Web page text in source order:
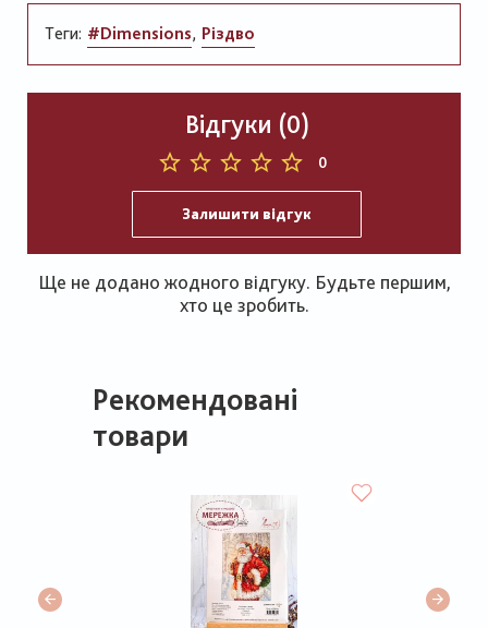
Теги: #Dimensions Різдво
Відгуки (0)
0
Залишити відгук
Ще не додано жодного відгуку. Будьте першим,
хто це зробить.
Рекомендовані
товари